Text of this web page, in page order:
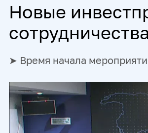
Новые
➤ Время начала